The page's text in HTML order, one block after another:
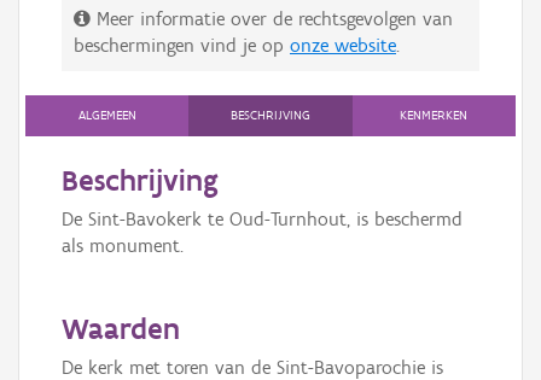
Meer informatie over de rechtsgevolgen van
beschermingen vind je op onze website.
ALGEMEEN BESCHRIJVING KENMERKEN
Beschrijving
De Sint-Bavokerk te Oud-Turnhout, is beschermd
als monument.
Waarden
De kerk met toren van de Sint-Bavoparochie is